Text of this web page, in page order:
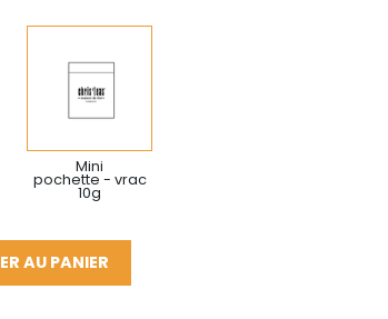
Mini
pochette - vrac
10g
AU PANIER